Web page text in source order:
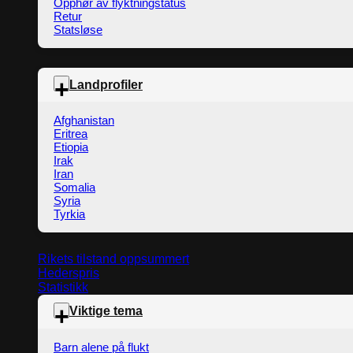
Opphør av flyktningstatus
Retur
Statsløse
Landprofiler
Afghanistan
Eritrea
Etiopia
Irak
Iran
Somalia
Syria
Tyrkia
Rikets tilstand oppsummert
Hederspris
Statistikk
Viktige tema
Barn alene på flukt